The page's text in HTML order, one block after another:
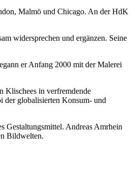
Malmö und Chicago. An der HdK
widersprechen und ergänzen. Seine
er Anfang 2000 mit der Malerei
Klischees in verfremdende
der globalisierten Konsum- und
Gestaltungsmittel. Andreas Amrhein
Bildwelten.